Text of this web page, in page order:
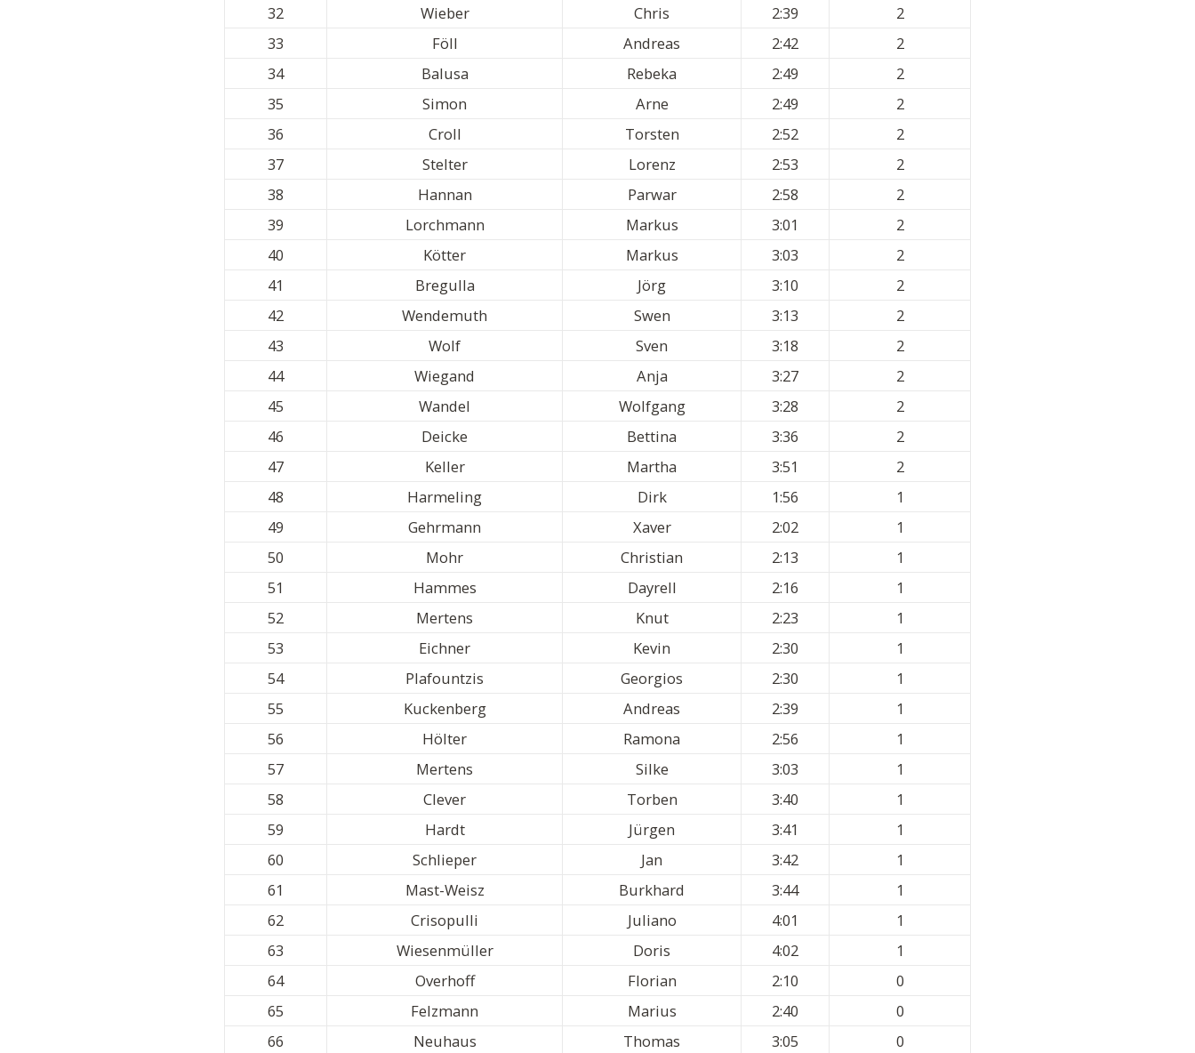
32
Wieber Chris 2:39
2
33
Föll Andreas 2:42
2
34
Balusa Rebeka 2:49
2
35
Simon Arne 2:49
2
36
Croll Torsten 2:52
2
37
Stelter Lorenz 2:53
2
38
Hannan Parwar 2:58
2
39
Lorchmann Markus 3:01
2
40
Kötter Markus 3:03
2
41
Bregulla Jörg 3:10
2
42
Wendemuth Swen 3:13
2
43
Wolf Sven 3:18
2
44
Wiegand Anja 3:27
2
45
Wandel Wolfgang 3:28
2
46
Deicke Bettina 3:36
2
47
Keller Martha 3:51
2
48
Harmeling Dirk 1:56
1
49
Gehrmann Xaver 2:02
1
50
Mohr Christian 2:13
1
51
Hammes Dayrell 2:16
1
52
Mertens Knut 2:23
1
53
Eichner Kevin 2:30
1
54
Plafountzis Georgios 2:30
1
55
Kuckenberg Andreas 2:39
1
56
Hölter Ramona 2:56
1
57
Mertens Silke 3:03
1
58
Clever Torben 3:40
1
59
Hardt Jürgen 3:41
1
60
Schlieper Jan 3:42
1
61
Mast-Weisz Burkhard 3:44
1
62
Crisopulli Juliano 4:01
1
63
Wiesenmüller Doris 4:02
1
64
Overhoff Florian 2:10
0
65
Felzmann Marius 2:40
0
66
Neuhaus Thomas 3:05
0